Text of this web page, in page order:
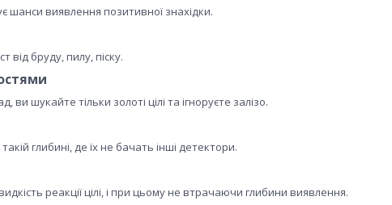
шанси виявлення позитивної знахідки.
від бруду, пилу, піску.
шукайте тільки золоті цілі та ігноруєте залізо.
глибині, де їх не бачать інші детектори.
реакції цілі, і при цьому не втрачаючи глибини виявлення.